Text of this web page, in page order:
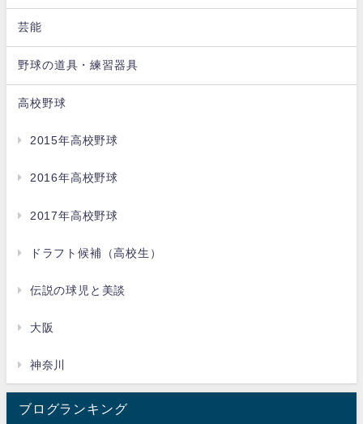
芸能
野球の道具・練習器具
高校野球
2015年高校野球
2016年高校野球
2017年高校野球
ドラフト候補（高校生）
伝説の球児と美談
大阪
神奈川
ブログランキング